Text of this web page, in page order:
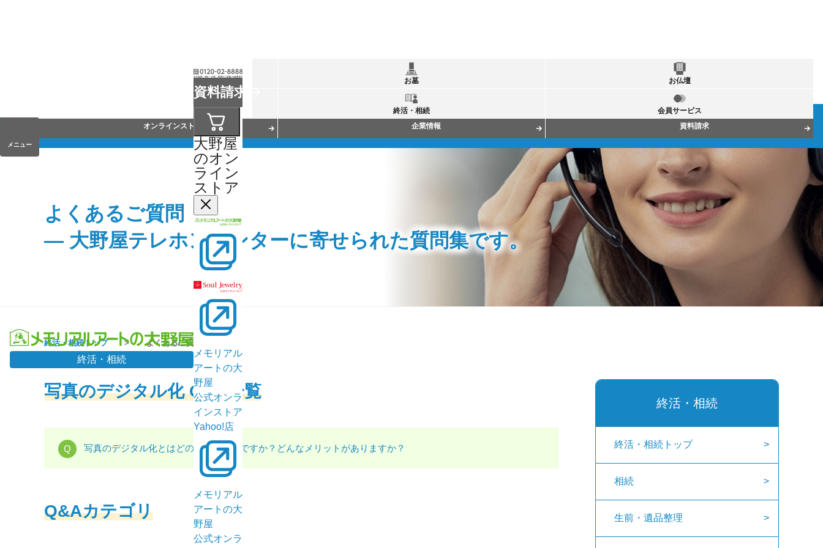
終活・相続
資料請求
大野屋
のオン
ライン
ストア
メモリアル
アートの大
野屋
公式オンラ
インストア
Yahoo!店
メモリアル
アートの大
野屋
公式オンラ
メニュー
お墓 お仏壇
終活・相続
会員サービス
オンラインストア
企業情報 資料請求
よくあるご質問
― 大野屋テレホンセンターに寄せられた質問集です。
終活・相続トップ よくあるご質問
写真のデジタル化 Q&A一覧
写真のデジタル化とはどのようなことですか？どんなメリットがありますか？
Q&Aカテゴリ
終活・相続
終活・相続トップ
相続
生前・遺品整理